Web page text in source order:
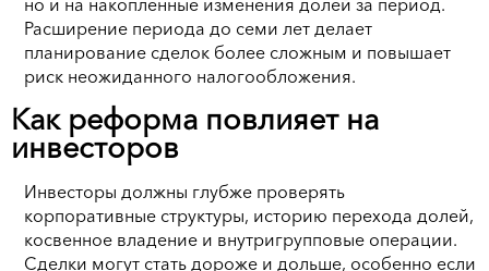
Расширение периода до семи лет делает
планирование сделок более сложным и повышает
риск неожиданного налогообложения.
Как реформа повлияет на
инвесторов
Инвесторы должны глубже проверять
корпоративные структуры, историю перехода долей,
косвенное владение и внутригрупповые операции.
Сделки могут стать дороже и дольше, особенно если